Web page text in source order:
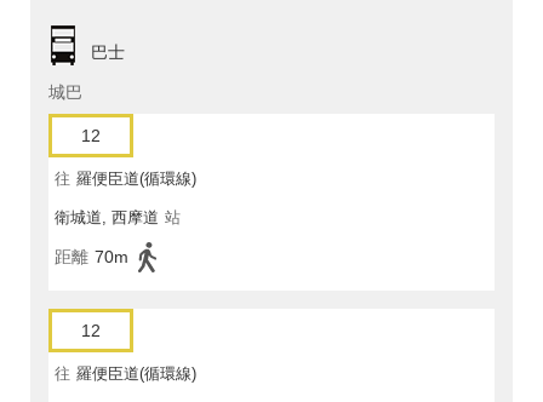
巴士
城巴
12
往 羅便臣道(循環線)
衛城道, 西摩道 站
距離 70m
12
往 羅便臣道(循環線)